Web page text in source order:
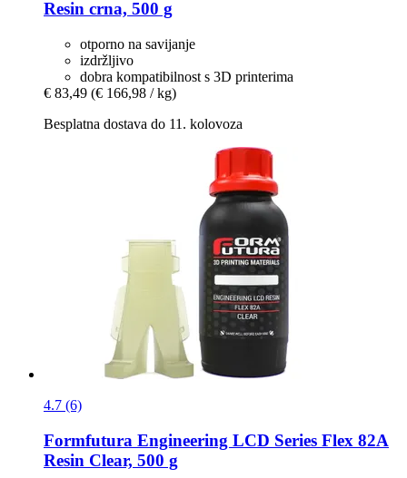
Resin crna, 500 g
otporno na savijanje
izdržljivo
dobra kompatibilnost s 3D printerima
€ 83,49 (€ 166,98 / kg)
Besplatna dostava do 11. kolovoza
4.7 (6)
Formfutura Engineering LCD Series Flex 82A
Resin Clear, 500 g